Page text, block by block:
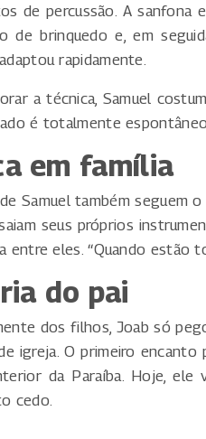
de percussão. A sanfona
de brinquedo e, em
rapidamente.
a técnica, Samuel
é totalmente
em família
Samuel também seguem
seus próprios
entre eles. “Quando estão
do pai
dos filhos, Joab só
igreja. O primeiro
da Paraíba. Hoje, ele
cedo.